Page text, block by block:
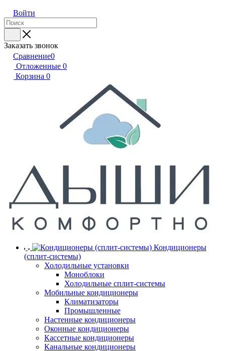
Войти
Заказать звонок
Сравнение0
Отложенные 0
Корзина 0
Кондиционеры
(сплит-системы)
Холодильные установки
Моноблоки
Холодильные сплит-системы
Мобильные кондиционеры
Климатизаторы
Промышленные
Настенные кондиционеры
Оконные кондиционеры
Кассетные кондиционеры
Канальные кондиционеры